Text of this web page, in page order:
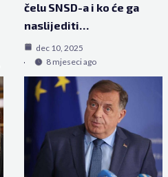
čelu SNSD-a i ko će ga
naslijediti…
dec 10, 2025
8 mjeseci ago